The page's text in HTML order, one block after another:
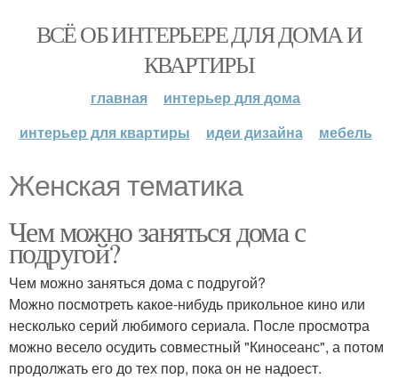
ВСЁ ОБ ИНТЕРЬЕРЕ ДЛЯ ДОМА И
КВАРТИРЫ
главная
интерьер для дома
интерьер для квартиры
идеи дизайна мебель
Женская тематика
Чем можно заняться дома с
подругой?
Чем можно заняться дома с подругой?
Можно посмотреть какое-нибудь прикольное кино или
несколько серий любимого сериала. После просмотра
можно весело осудить совместный "Киносеанс", а потом
продолжать его до тех пор, пока он не надоест.